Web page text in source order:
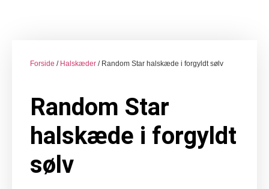
Forside / Halskæder / Random Star halskæde i forgyldt sølv
Random Star
halskæde i forgyldt
sølv